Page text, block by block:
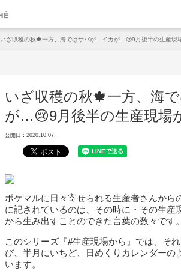
いざ収穫の秋🍁一方、海ではサバが…イカが…😢9月後半の生産現
いざ収穫の秋🍁一方、海
が…😢9月後半の生産現場
公開日：2020.10.07.
ポケマルに日々寄せられる生産者さんから
に記されているのは、その時に・その生産
から生み出すことのできた言葉の数々です。
このシリーズ『#生産現場から』では、そ
び、半月にいちど、日めくりカレンダーの
います。